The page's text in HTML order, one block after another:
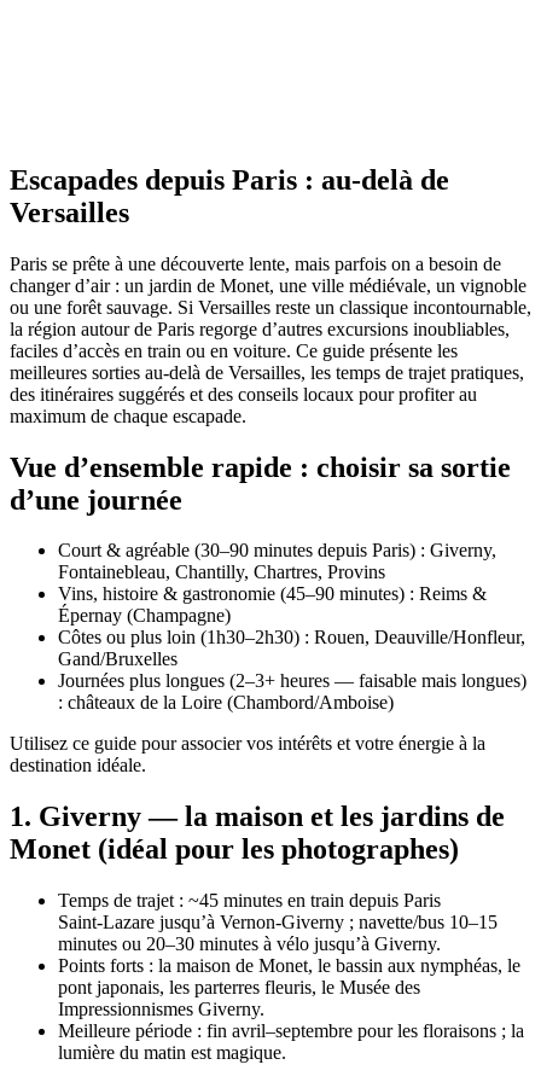
Escapades depuis Paris : au‑delà de
Versailles
Paris se prête à une découverte lente, mais parfois on a besoin de
changer d’air : un jardin de Monet, une ville médiévale, un vignoble
ou une forêt sauvage. Si Versailles reste un classique incontournable,
la région autour de Paris regorge d’autres excursions inoubliables,
faciles d’accès en train ou en voiture. Ce guide présente les
meilleures sorties au‑delà de Versailles, les temps de trajet pratiques,
des itinéraires suggérés et des conseils locaux pour profiter au
maximum de chaque escapade.
Vue d’ensemble rapide : choisir sa sortie
d’une journée
Court & agréable (30–90 minutes depuis Paris) : Giverny,
Fontainebleau, Chantilly, Chartres, Provins
Vins, histoire & gastronomie (45–90 minutes) : Reims &
Épernay (Champagne)
Côtes ou plus loin (1h30–2h30) : Rouen, Deauville/Honfleur,
Gand/Bruxelles
Journées plus longues (2–3+ heures — faisable mais longues)
: châteaux de la Loire (Chambord/Amboise)
Utilisez ce guide pour associer vos intérêts et votre énergie à la
destination idéale.
1. Giverny — la maison et les jardins de
Monet (idéal pour les photographes)
Temps de trajet : ~45 minutes en train depuis Paris
Saint‑Lazare jusqu’à Vernon‑Giverny ; navette/bus 10–15
minutes ou 20–30 minutes à vélo jusqu’à Giverny.
Points forts : la maison de Monet, le bassin aux nymphéas, le
pont japonais, les parterres fleuris, le Musée des
Impressionnismes Giverny.
Meilleure période : fin avril–septembre pour les floraisons ; la
lumière du matin est magique.